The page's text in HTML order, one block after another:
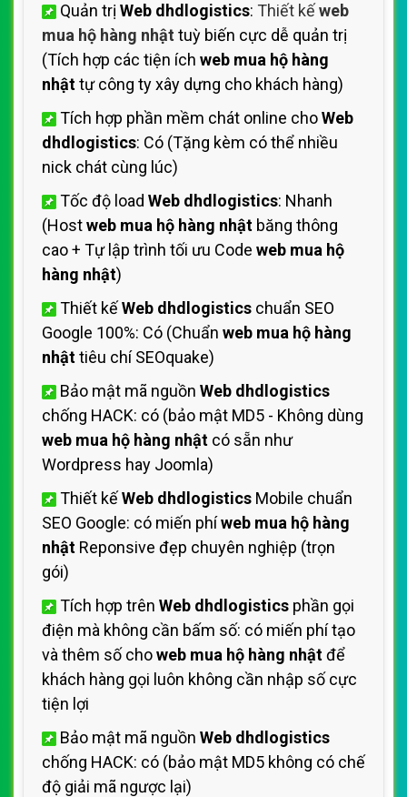
Quản trị Web dhdlogistics: Thiết kếweb
mua hộ hàng nhật tuỳ biến cực dễ quản trị
(Tích hợp các tiện ích web mua hộ hàng
nhậttự công ty xây dựng cho khách hàng)
Tích hợp phần mềm chát online choWeb
dhdlogistics: Có (Tặng kèm có thể nhiều
nick chát cùng lúc)
Tốc độ load Web dhdlogistics: Nhanh
(Hostweb mua hộ hàng nhật băng thông
cao + Tự lập trình tối ưu Code web mua hộ
hàng nhật)
Thiết kếWeb dhdlogistics chuẩn SEO
Google 100%: Có (Chuẩn web mua hộ hàng
nhậttiêu chí SEOquake)
Bảo mật mã nguồn Web dhdlogistics
chống HACK: có (bảo mật MD5 - Không dùng
web mua hộ hàng nhật có sẵn như
Wordpress hay Joomla)
Thiết kếWeb dhdlogistics Mobile chuẩn
SEO Google: có miến phíweb mua hộ hàng
nhật Reponsive đẹp chuyên nghiệp (trọn
gói)
Tích hợp trên Web dhdlogistics phần gọi
điện mà không cần bấm số: có miến phí tạo
và thêm số choweb mua hộ hàng nhậtđể
khách hàng gọi luôn không cần nhập số cực
tiện lợi
Bảo mật mã nguồn Web dhdlogistics
chống HACK: có (bảo mật MD5 không có chế
độ giải mã ngược lại)